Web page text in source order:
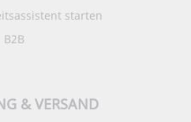
starten
B2B
& VERSAND